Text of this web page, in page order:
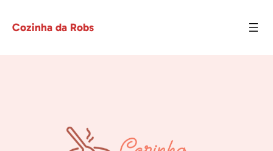
Cozinha da Robs